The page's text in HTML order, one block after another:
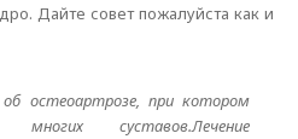
Дайте совет пожалуйста как и
остеоартрозе, при котором
многих суставов.Лечение